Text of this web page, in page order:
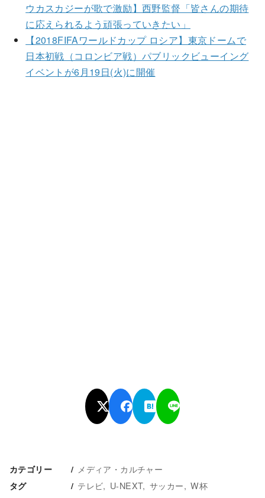
ウカスカジーが歌で激励】西野監督「皆さんの期待
に応えられるよう頑張っていきたい」
【2018FIFAワールドカップ ロシア】東京ドームで
日本初戦（コロンビア戦）パブリックビューイング
イベントが6月19日(火)に開催
カテゴリー メディア・カルチャー
タグ テレビ U-NEXT サッカー W杯